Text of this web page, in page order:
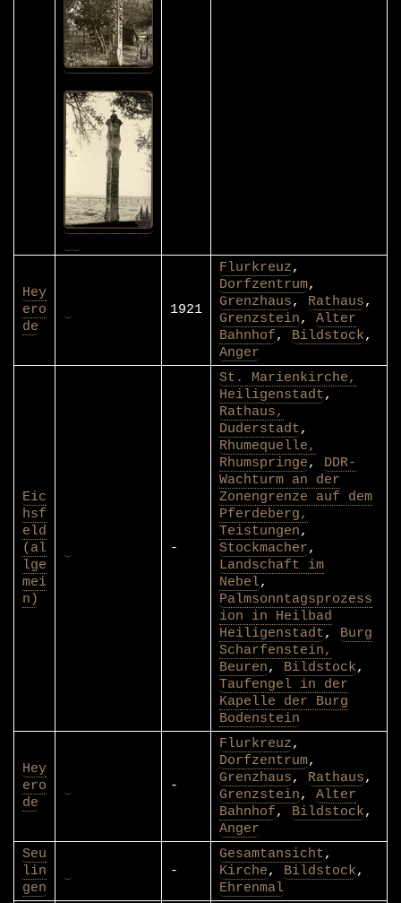
Hey
ero
de
1921
Flurkreuz,
Dorfzentrum,
Grenzhaus, Rathaus,
Grenzstein, Alter
Bahnhof, Bildstock,
Anger
Eic
hsf
eld
(al
lge
mei
n)
-
St. Marienkirche,
Heiligenstadt,
Rathaus,
Duderstadt,
Rhumequelle,
Rhumspringe, DDR-
Wachturm an der
Zonengrenze auf dem
Pferdeberg,
Teistungen,
Stockmacher,
Landschaft im
Nebel,
Palmsonntagsprozess
ion in Heilbad
Heiligenstadt, Burg
Scharfenstein,
Beuren, Bildstock,
Taufengel in der
Kapelle der Burg
Bodenstein
Hey
ero
de
-
Flurkreuz,
Dorfzentrum,
Grenzhaus, Rathaus,
Grenzstein, Alter
Bahnhof, Bildstock,
Anger
Seu
lin
gen
-
Gesamtansicht,
Kirche, Bildstock,
Ehrenmal